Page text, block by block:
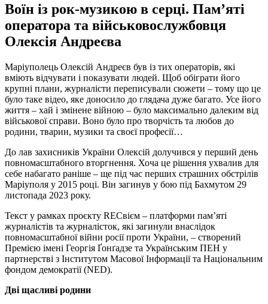
Воїн із рок-музикою в серці. Пам’яті
оператора та військовослужбовця
Олексія Андреєва
Маріуполець Олексій Андреєв був із тих операторів, які
вміють відчувати і показувати людей. Щоб обіграти його
крупні плани, журналісти переписували сюжети – тому що це
було таке відео, яке доносило до глядача дуже багато. Усе його
життя – хай і змінене війною – було максимально далеким від
військової справи. Воно було про творчість та любов до
родини, тварин, музики та своєї професії…
До лав захисників України Олексій долучився у перший день
повномасштабного вторгнення. Хоча це рішення ухвалив для
себе набагато раніше – ще під час перших страшних обстрілів
Маріуполя у 2015 році. Він загинув у бою під Бахмутом 29
листопада 2023 року.
Текст у рамках проєкту RECвієм – платформи пам’яті
журналістів та журналісток, які загинули внаслідок
повномасштабної війни росії проти України, – створений
Премією імені Георгія Ґонґадзе та Українським ПЕН у
партнерстві з Інститутом Масової Інформації та Національним
фондом демократії (NED).
Дві щасливі родини